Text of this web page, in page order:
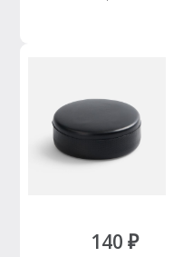
140 ₽